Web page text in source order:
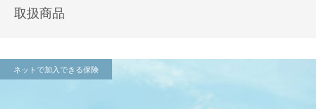
取扱商品
ネットで加入できる保険